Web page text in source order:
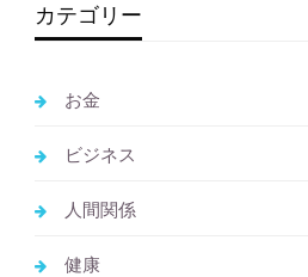
カテゴリー
お金
ビジネス
人間関係
健康